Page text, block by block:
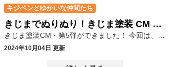
きじまでぬりぬり！きじま塗装 CM 第4弾 #米子城跡 #宍道湖 #稲佐の浜 #外壁塗装
2024年10月04日 更新
キジペンとゆかいな仲間たち